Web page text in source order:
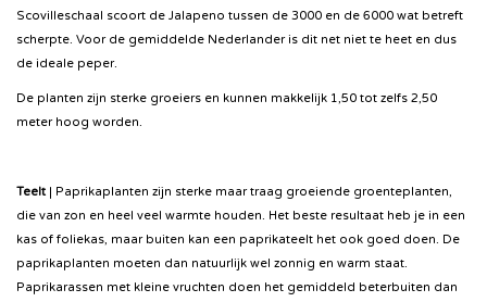
Scovilleschaal scoort de Jalapeno tussen de 3000 en de 6000 wat betreft
scherpte. Voor de gemiddelde Nederlander is dit net niet te heet en dus
de ideale peper.
De planten zijn sterke groeiers en kunnen makkelijk 1,50 tot zelfs 2,50
meter hoog worden.
Teelt | Paprikaplanten zijn sterke maar traag groeiende groenteplanten,
die van zon en heel veel warmte houden. Het beste resultaat heb je in een
kas of foliekas, maar buiten kan een paprikateelt het ook goed doen. De
paprikaplanten moeten dan natuurlijk wel zonnig en warm staat.
Paprikarassen met kleine vruchten doen het gemiddeld beterbuiten dan